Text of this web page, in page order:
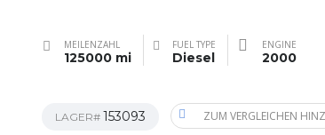
MEILENZAHL
125000 mi
FUEL TYPE
Diesel
ENGINE
2000
LAGER# 153093 ZUM VERGLEICHEN